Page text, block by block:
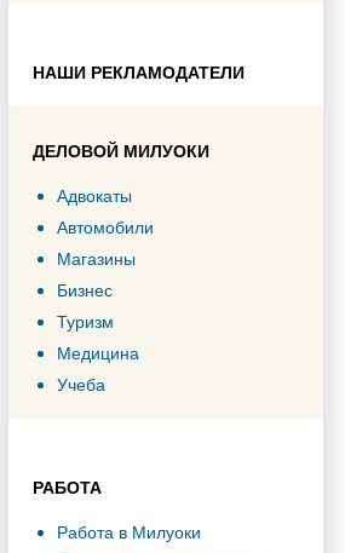
НАШИ РЕКЛАМОДАТЕЛИ
ДЕЛОВОЙ МИЛУОКИ
Адвокаты
Автомобили
Магазины
Бизнес
Туризм
Медицина
Учеба
РАБОТА
Работа в Милуоки